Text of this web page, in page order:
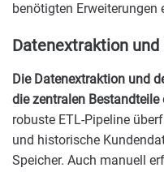
benötigten Erweiterungen
Datenextraktion und
Die Datenextraktion und
die zentralen
robuste ETL-Pipeline
und historische
Speicher. Auch manuell